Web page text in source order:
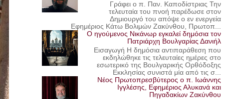
Γράφει ο π. Παν. Καποδίστριας Την
τελευταία του πνοή παρέδωσε στον
Δημιουργό του απόψε ο εν ενεργεία
Εφημέριος Κάτω Βολιμών Ζακύνθου, Πρωτοπ...
Ο ηγούμενος Νικάνωρ εγκαλεί δημόσια τον
Πατριάρχη Βουλγαρίας Δανιήλ
Εισαγωγή Η δημόσια αντιπαράθεση που
εκδηλώθηκε τις τελευταίες ημέρες στο
εσωτερικό της Βουλγαρικής Ορθόδοξης
Εκκλησίας συνιστά μία από τις σ...
Νέος Πρωτοπρεσβύτερος ο π. Ιωάννης
Ιγγλέσης, Εφημέριος Αλυκανά και
Πηγαδακίων Ζακύνθου